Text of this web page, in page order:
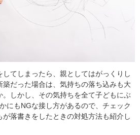
てしまったら、親としてはがっくりし
築だった場合は、気持ちの落ち込みも大
。しかし、その気持ちを全て子どもにぶ
にもNGな接し方があるので、チェック
が落書きをしたときの対処方法も紹介し